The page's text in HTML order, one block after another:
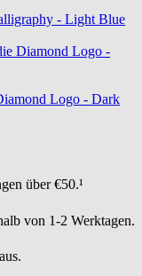
- Light Blue
Logo - Dark
über €50.¹
von 1-2 Werktagen.